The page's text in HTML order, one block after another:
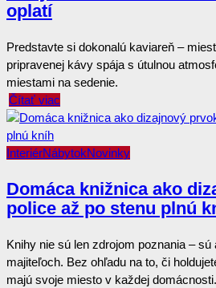
oplatí
Predstavte si dokonalú kaviareň –
pripravenej kávy spája s útulnou
miestami na sedenie.
Čítať viac
InteriérNábytokNovinky
Domáca knižnica ako
police až po stenu plnú
Knihy nie sú len zdrojom poznania –
majiteľoch. Bez ohľadu na to, či
majú svoje miesto v každej domácnosti.